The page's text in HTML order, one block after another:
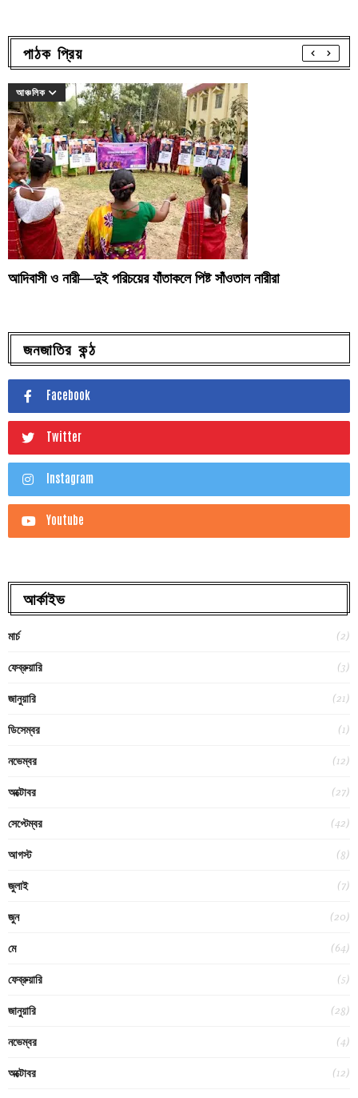
পাঠক প্রিয়
আঞ্চলিক
আদিবাসী ও নারী—দুই পরিচয়ের যাঁতাকলে পিষ্ট সাঁওতাল নারীরা
জনজাতির কন্ঠ
Facebook
Twitter
Instagram
Youtube
আর্কাইভ
মার্চ (2)
ফেব্রুয়ারি (3)
জানুয়ারি (21)
ডিসেম্বর (1)
নভেম্বর (12)
অক্টোবর (27)
সেপ্টেম্বর (42)
আগস্ট (8)
জুলাই (7)
জুন (20)
মে (64)
ফেব্রুয়ারি (5)
জানুয়ারি (28)
নভেম্বর (4)
অক্টোবর (12)